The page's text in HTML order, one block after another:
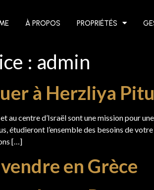
À PROPOS PROPRIÉTÉS
: admin
à Herzliya
au centre d’Israël sont une mission pour
étudieront l’ensemble des besoins de
[…]
en Grèce